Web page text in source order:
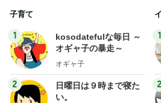
子育て
1
kosodatefulな毎日 ～
オギャ子の暴走～
オギャ子
2
日曜日は９時まで寝た
い。
1
2